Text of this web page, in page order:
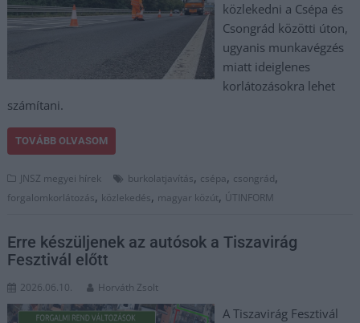
közlekedni a Csépa és
Csongrád közötti úton,
ugyanis munkavégzés
miatt ideiglenes
korlátozásokra lehet
számítani.
TOVÁBB OLVASOM
JNSZ megyei hírek burkolatjavítás, csépa, csongrád,
forgalomkorlátozás, közlekedés, magyar közút, ÚTINFORM
Erre készüljenek az autósok a Tiszavirág
Fesztivál előtt
2026.06.10. Horváth Zsolt
A Tiszavirág Fesztivál